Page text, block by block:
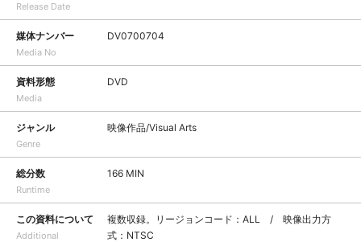
Release Date
媒体ナンバー
Media No
DV0700704
資料形態
Media
DVD
ジャンル
Genre
映像作品/Visual Arts
総分数
Runtime
166 MIN
この資料について
Additional
複数収録。リージョンコード：ALL / 映像出力方
式：NTSC